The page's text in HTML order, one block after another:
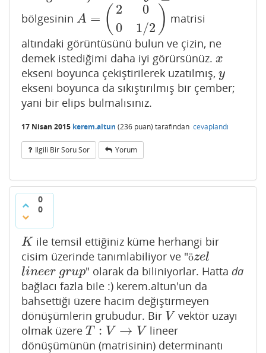
bölgesinin A = ( 2
0
0
1/2 )
A= (20 0
matrisi
altındaki görüntüsünü bulun ve çizin, ne
demek istediğimi daha iyi görürsünüz. x
x
ekseni boyunca çekiştirilerek uzatılmış, y
y
ekseni boyunca da sıkıştırılmış bir çember;
yani bir elips bulmalısınız.
17 Nisan 2015 kerem.altun (236 puan) tarafından cevaplandı
Ilgili Bir Soru Sor Yorum
0
0
K
K
ile temsil ettiğiniz küme herhangi bir
cisim üzerinde tanımlabiliyor ve "özel
özel
lineer
lineer grup
grup " olarak da biliniyorlar. Hatta da
bağlacı fazla bile :) kerem.altun'un da
bahsettiği üzere hacim değiştirmeyen
dönüşümlerin grubudur. Bir V
V vektör uzayı
olmak üzere T : V → V
T:V→V
lineer
dönüşümünün (matrisinin) determinantı